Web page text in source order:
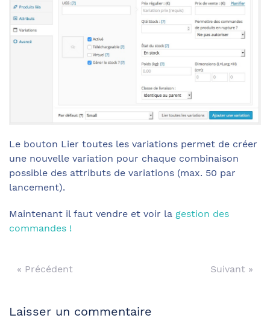
Le bouton Lier toutes les variations permet de créer
une nouvelle variation pour chaque combinaison
possible des attributs de variations (max. 50 par
lancement).
Maintenant il faut vendre et voir la gestion des
commandes !
« Précédent Suivant »
Laisser un commentaire